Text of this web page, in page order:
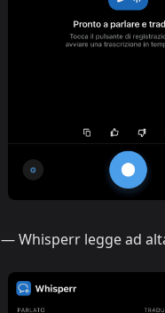
— Whisperr legge ad